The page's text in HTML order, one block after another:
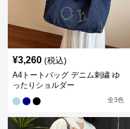
¥3,260 (税込)
A4トートバッグ デニム刺繍 ゆ
ったりショルダー
全3色